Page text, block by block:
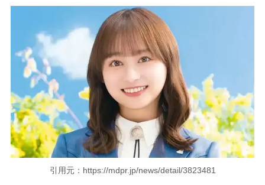
引用元：https://mdpr.jp/news/detail/3823481